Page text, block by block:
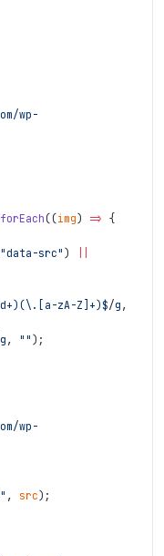
wp-
forEach((img) => {
"data-src" )
zA-Z]+)$/g ,
g , "" ) ;
wp-
, src) ;